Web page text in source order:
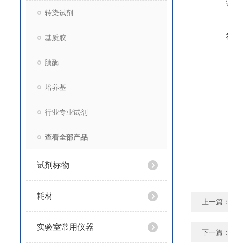
转染试剂
基质胶
胰酶
培养基
行业专业试剂
查看全部产品
试剂标物
耗材
实验室常用仪器
上一篇
下一篇